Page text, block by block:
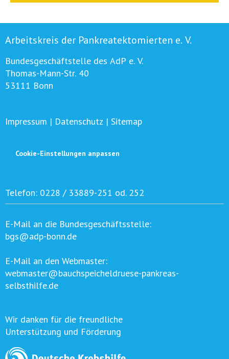
Arbeitskreis der Pankreatektomierten e. V.
Bundesgeschäftstelle des AdP e. V.
Thomas-Mann-Str. 40
53111 Bonn
Impressum | Datenschutz | Sitemap
Cookie-Einstellungen anpassen
Telefon: 0228 / 33889-251 od. 252
E-Mail an die Bundesgeschäftsstelle:
bgs@adp-bonn.de
E-Mail an den Webmaster:
webmaster@bauchspeicheldruese-pankreas-
selbsthilfe.de
Wir danken für die freundliche
Unterstützung und Förderung